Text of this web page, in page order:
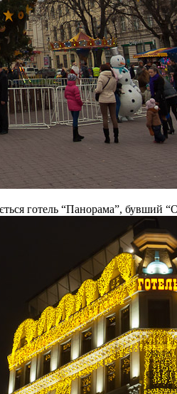
готель “Панорама”, бувший